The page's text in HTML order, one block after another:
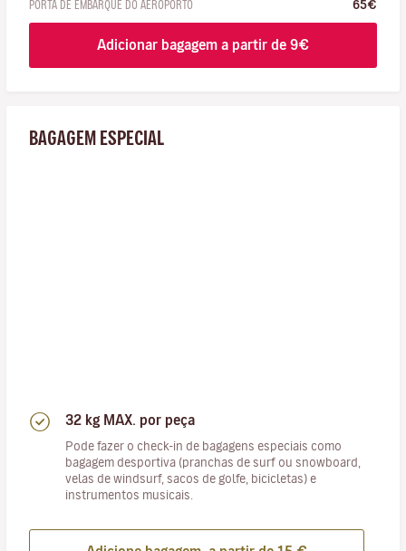
PORTA DE EMBARQUE DO AEROPORTO 65€
Adicionar bagagem a partir de 9€
BAGAGEM ESPECIAL
32 kg MAX. por peça
Pode fazer o check-in de bagagens especiais como
bagagem desportiva (pranchas de surf ou snowboard,
velas de windsurf, sacos de golfe, bicicletas) e
instrumentos musicais.